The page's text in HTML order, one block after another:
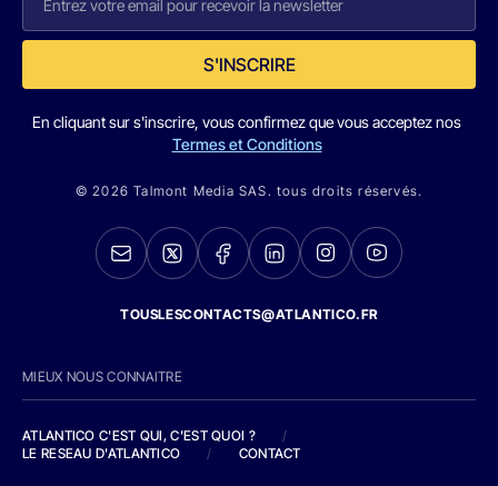
S'INSCRIRE
En cliquant sur s'inscrire, vous confirmez que vous acceptez nos
Termes et Conditions
© 2026 Talmont Media SAS. tous droits réservés.
TOUSLESCONTACTS@ATLANTICO.FR
MIEUX NOUS CONNAITRE
ATLANTICO C'EST QUI, C'EST QUOI ?
/
LE RESEAU D'ATLANTICO
/ CONTACT